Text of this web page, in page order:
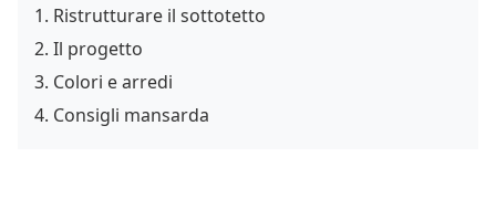
Ristrutturare il sottotetto
Il progetto
Colori e arredi
Consigli mansarda